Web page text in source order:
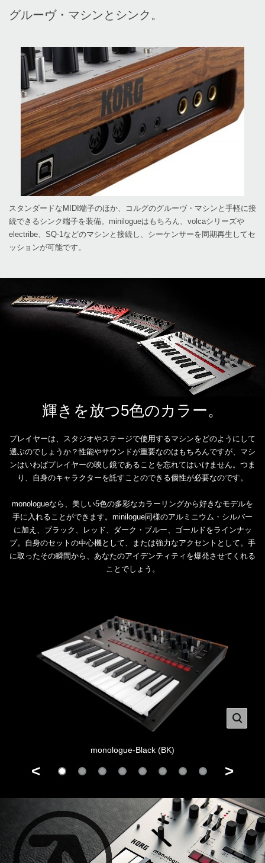
グルーヴ・マシンとシンク。
スタンダードなMIDI端子のほか、コルグのグルーヴ・マシンと手軽に接
続できるシンク端子を装備。minilogueはもちろん、volcaシリーズや
electribe、SQ-1などのマシンと接続し、シーケンサーを同期再生してセ
ッションが可能です。
輝きを放つ5色のカラー。
プレイヤーは、スタジオやステージで使用するマシンをどのようにして
選ぶのでしょうか？性能やサウンドが重要なのはもちろんですが、マシ
ンはいわばプレイヤーの映し鏡であることを忘れてはいけません。つま
り、自身のキャラクターを託すことのできる個性が必要なのです。
monologueなら、美しい5色の多彩なカラーリングから好きなモデルを
手に入れることができます。minilogue同様のアルミニウム・シルバー
に加え、ブラック、レッド、ダーク・ブルー、ゴールドをラインナッ
プ。自身のセットの中心機として、または強力なアクセントとして。手
に取ったその瞬間から、あなたのアイデンティティを爆発させてくれる
ことでしょう。
monologue-Black (BK)
< >